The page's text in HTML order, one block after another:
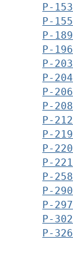
Р-153
Р-155
Р-189
Р-196
Р-203
Р-204
Р-206
Р-208
Р-212
Р-219
Р-220
Р-221
Р-258
Р-290
Р-297
Р-302
Р-326